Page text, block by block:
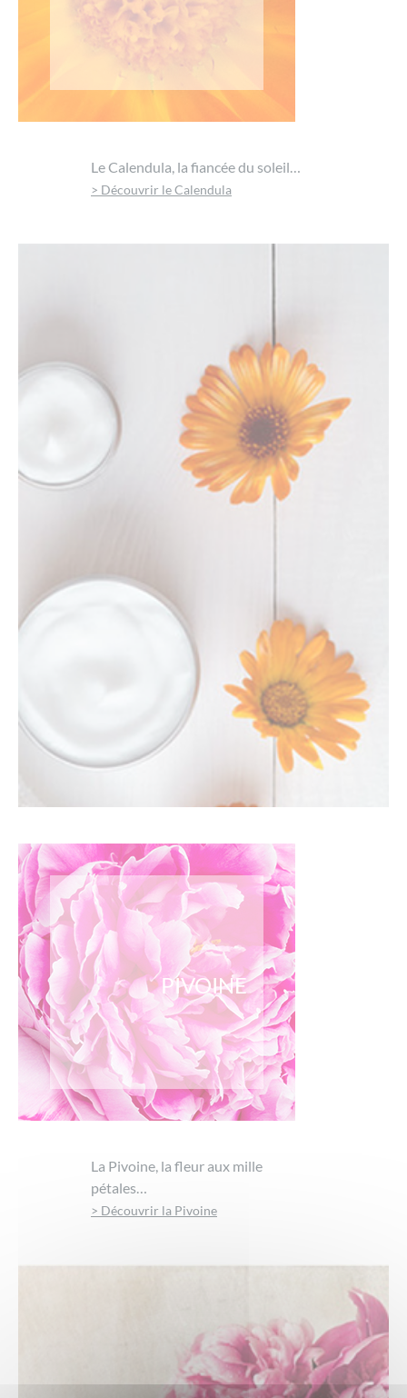
Le Calendula, la fiancée du soleil…
> Découvrir le Calendula
PIVOINE
La Pivoine, la fleur aux mille
pétales…
> Découvrir la Pivoine